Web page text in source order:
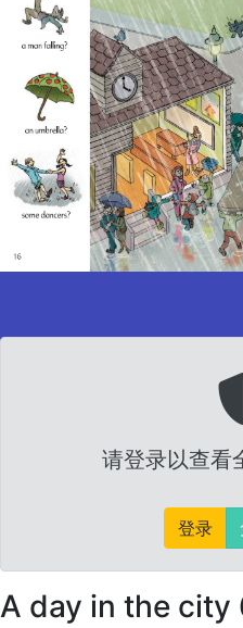
请登录以查看
登录
A day in the city